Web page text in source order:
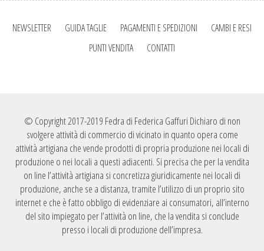
NEWSLETTER GUIDA TAGLIE PAGAMENTI E SPEDIZIONI
CAMBI E RESI
PUNTI VENDITA
CONTATTI
© Copyright 2017-2019 Fedra di Federica Gaffuri Dichiaro di non
svolgere attività di commercio di vicinato in quanto opera come
attività artigiana che vende prodotti di propria produzione nei locali di
produzione o nei locali a questi adiacenti. Si precisa che per la vendita
on line l’attività artigiana si concretizza giuridicamente nei locali di
produzione, anche se a distanza, tramite l’utilizzo di un proprio sito
internet e che è fatto obbligo di evidenziare ai consumatori, all’interno
del sito impiegato per l’attività on line, che la vendita si conclude
presso i locali di produzione dell’impresa.